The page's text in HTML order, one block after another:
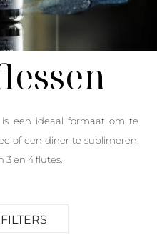
een ideaal formaat om te
of een diner te sublimeren.
3 en 4 flutes.